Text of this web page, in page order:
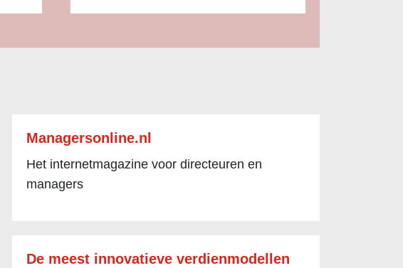
Managersonline.nl
Het internetmagazine voor directeuren en
managers
De meest innovatieve verdienmodellen